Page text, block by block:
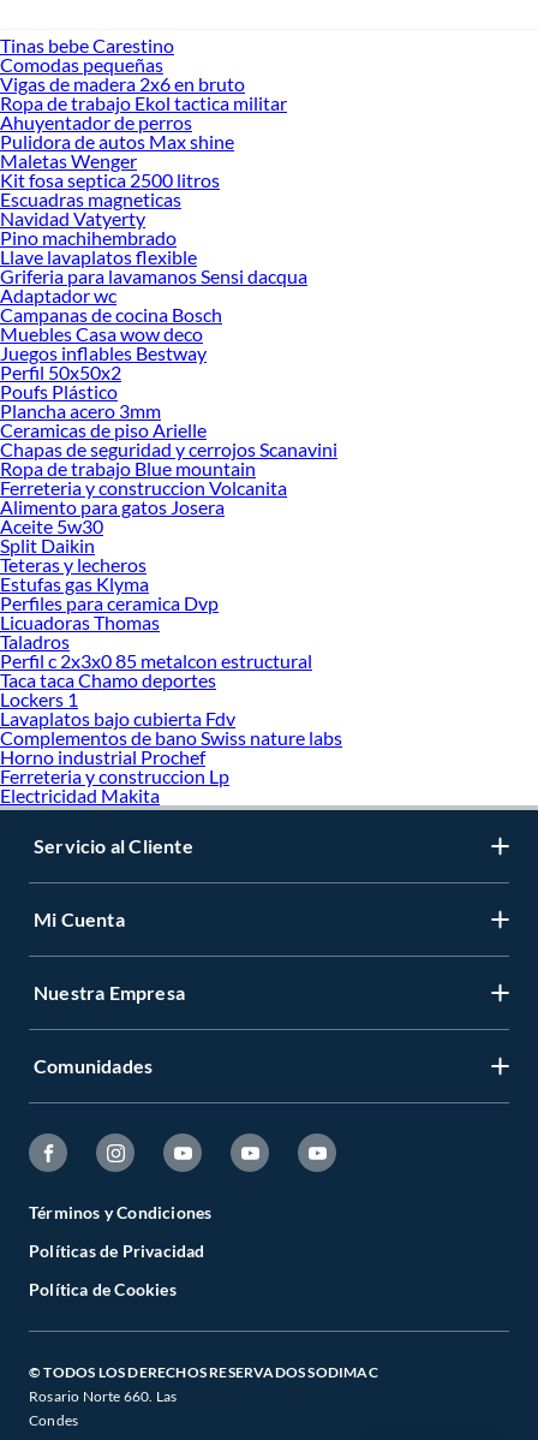
Tinas bebe Carestino
Comodas pequeñas
Vigas de madera 2x6 en bruto
Ropa de trabajo Ekol tactica militar
Ahuyentador de perros
Pulidora de autos Max shine
Maletas Wenger
Kit fosa septica 2500 litros
Escuadras magneticas
Navidad Vatyerty
Pino machihembrado
Llave lavaplatos flexible
Griferia para lavamanos Sensi dacqua
Adaptador wc
Campanas de cocina Bosch
Muebles Casa wow deco
Juegos inflables Bestway
Perfil 50x50x2
Poufs Plástico
Plancha acero 3mm
Ceramicas de piso Arielle
Chapas de seguridad y cerrojos Scanavini
Ropa de trabajo Blue mountain
Ferreteria y construccion Volcanita
Alimento para gatos Josera
Aceite 5w30
Split Daikin
Teteras y lecheros
Estufas gas Klyma
Perfiles para ceramica Dvp
Licuadoras Thomas
Taladros
Perfil c 2x3x0 85 metalcon estructural
Taca taca Chamo deportes
Lockers 1
Lavaplatos bajo cubierta Fdv
Complementos de bano Swiss nature labs
Horno industrial Prochef
Ferreteria y construccion Lp
Electricidad Makita
Servicio al Cliente
Mi Cuenta
Nuestra Empresa
Comunidades
Términos y Condiciones
Políticas de Privacidad
Política de Cookies
© TODOS LOS DERECHOS RESERVADOS SODIMAC
Rosario Norte 660. Las
Condes